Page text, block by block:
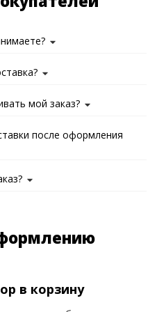
мой заказ?
после оформления
в корзину